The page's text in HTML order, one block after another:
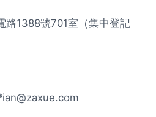
路1388號701室（集中登記
ian@zaxue.com